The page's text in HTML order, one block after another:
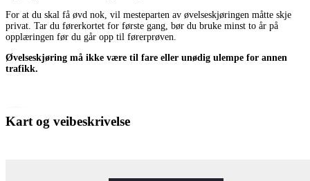
For at du skal få øvd nok, vil mesteparten av øvelseskjøringen måtte skje
privat. Tar du førerkortet for første gang, bør du bruke minst to år på
opplæringen før du går opp til førerprøven.
Øvelseskjøring må ikke være til fare eller unødig ulempe for annen
trafikk.
Kart og veibeskrivelse